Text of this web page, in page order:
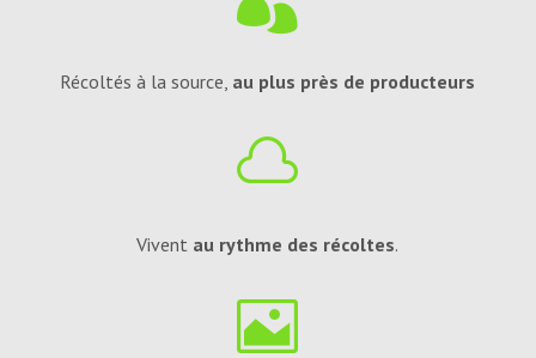
Récoltés à la source, au plus près de producteurs

Vivent au rythme des récoltes.
